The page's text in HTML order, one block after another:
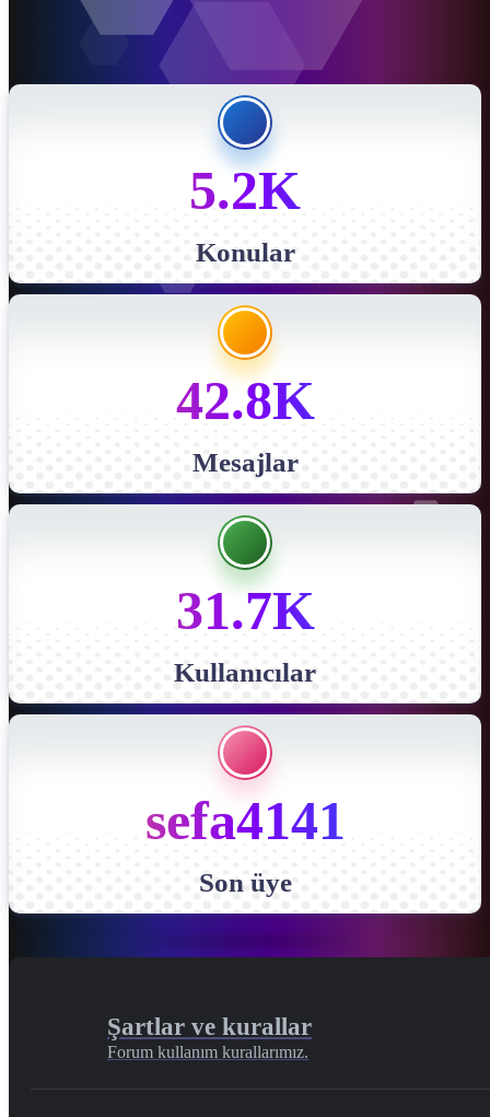
5.2K
Konular
42.8K
Mesajlar
31.7K
Kullanıcılar
sefa4141
Son üye
Şartlar ve kurallar
Forum kullanım kurallarımız.